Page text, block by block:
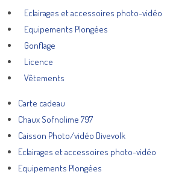
Eclairages et accessoires photo-vidéo
Equipements Plongées
Gonflage
Licence
Vêtements
Carte cadeau
Chaux Sofnolime 797
Caisson Photo/vidéo Divevolk
Eclairages et accessoires photo-vidéo
Equipements Plongées